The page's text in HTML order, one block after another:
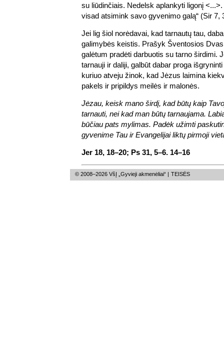
su liūdinčiais. Nedelsk aplankyti ligonį
visad atsimink savo gyvenimo galą“ (Sir 7,
Jei lig šiol norėdavai, kad tarnautų tau,
galimybės keistis. Prašyk Šventosios
galėtum pradėti darbuotis su tarno širdimi.
tarnauji ir daliji, galbūt dabar proga
kuriuo atveju žinok, kad Jėzus laimina
pakels ir pripildys meilės ir malonės.
Jėzau, keisk mano širdį, kad būtų kaip
tarnauti, nei kad man būtų tarnaujama.
būčiau pats mylimas. Padėk užimti
gyvenime Tau ir Evangelijai liktų pirmoji
Jer 18, 18–20; Ps 31, 5–6. 14–16
© 2008–2026 VšĮ „Gyvieji akmenėliai“ | TEISĖS